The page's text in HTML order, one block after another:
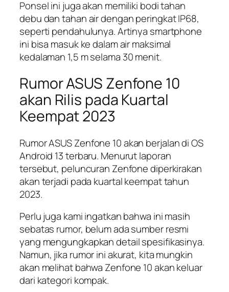
Ponsel ini juga akan memiliki bodi tahan
debu dan tahan air dengan peringkat IP68,
seperti pendahulunya. Artinya smartphone
ini bisa masuk ke dalam air maksimal
kedalaman 1,5 m selama 30 menit.
Rumor ASUS Zenfone 10
akan Rilis pada Kuartal
Keempat 2023
Rumor ASUS Zenfone 10 akan berjalan di OS
Android 13 terbaru. Menurut laporan
tersebut, peluncuran Zenfone diperkirakan
akan terjadi pada kuartal keempat tahun
2023.
Perlu juga kami ingatkan bahwa ini masih
sebatas rumor, belum ada sumber resmi
yang mengungkapkan detail spesifikasinya.
Namun, jika rumor ini akurat, kita mungkin
akan melihat bahwa Zenfone 10 akan keluar
dari kategori kompak.